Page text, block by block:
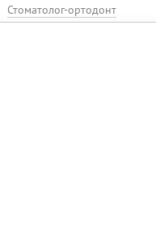
Стоматолог-ортодонт